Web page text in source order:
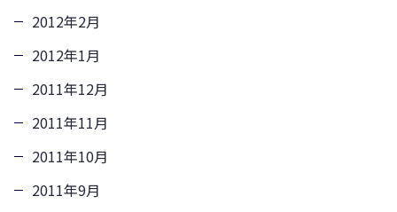
2012年2月
2012年1月
2011年12月
2011年11月
2011年10月
2011年9月